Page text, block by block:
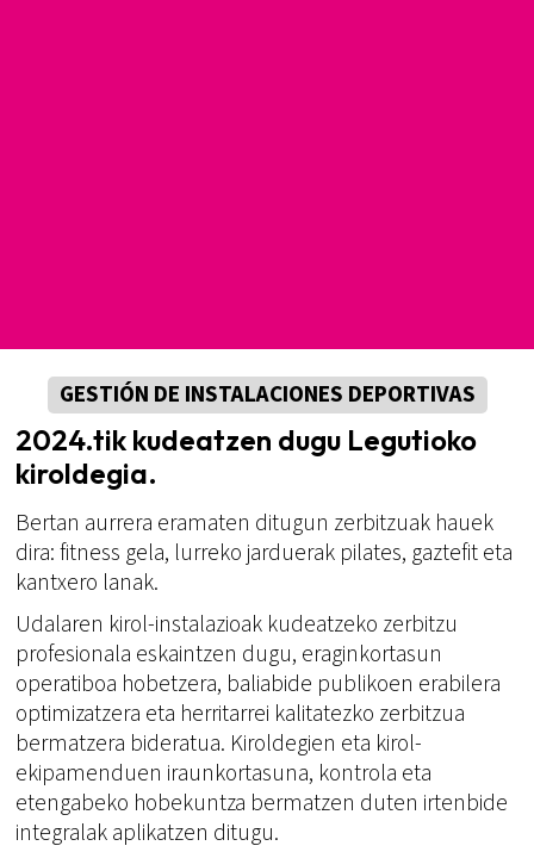
GESTIÓN DE INSTALACIONES DEPORTIVAS
2024.tik kudeatzen dugu Legutioko
kiroldegia.
Bertan aurrera eramaten ditugun zerbitzuak hauek
dira: fitness gela, lurreko jarduerak pilates, gaztefit eta
kantxero lanak.
Udalaren kirol-instalazioak kudeatzeko zerbitzu
profesionala eskaintzen dugu, eraginkortasun
operatiboa hobetzera, baliabide publikoen erabilera
optimizatzera eta herritarrei kalitatezko zerbitzua
bermatzera bideratua. Kiroldegien eta kirol-
ekipamenduen iraunkortasuna, kontrola eta
etengabeko hobekuntza bermatzen duten irtenbide
integralak aplikatzen ditugu.